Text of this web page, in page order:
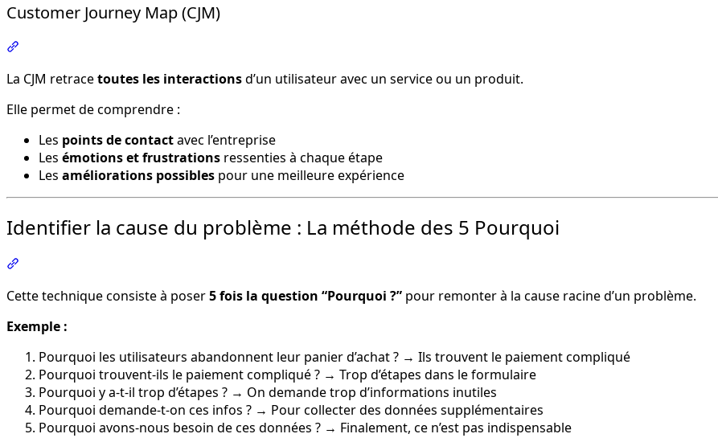
Customer Journey Map (CJM)
La CJM retracetoutes les interactionsd’un utilisateur avec un service ou un produit.
Elle permet de comprendre :
Les points de contactavec l’entreprise
Les émotions et frustrations ressenties à chaque étape
Les améliorations possibles pour une meilleure expérience
Identifier la cause du problème : La méthode des 5 Pourquoi
Cette technique consiste à poser5 fois la question “Pourquoi ?” pour remonter à la cause racine d’un problème.
Exemple :
Pourquoi les utilisateurs abandonnent leur panier d’achat ? → Ils trouvent le paiement compliqué
Pourquoi trouvent-ils le paiement compliqué ? → Trop d’étapes dans le formulaire
Pourquoi y a-t-il trop d’étapes ? → On demande trop d’informations inutiles
Pourquoi demande-t-on ces infos ? → Pour collecter des données supplémentaires
Pourquoi avons-nous besoin de ces données ? → Finalement, ce n’est pas indispensable